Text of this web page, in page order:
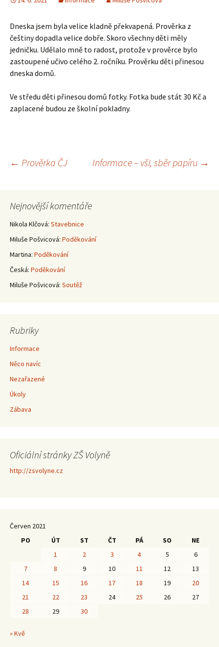
Dneska jsem byla velice kladně překvapená. Prověrka z
češtiny dopadla velice dobře. Skoro všechny děti měly
jedničku. Udělalo mně to radost, protože v prověrce bylo
zastoupené učivo celého 2. ročníku. Prověrku děti přinesou
dneska domů.
Ve středu děti přinesou domů fotky. Fotka bude stát 30 Kč a
zaplacené budou ze školní pokladny.
Navigace
pro
příspěvky
← Prověrka ČJ Informace – vši, sběr papíru →
Nejnovější komentáře
Nikola Klčová: Stavebnice
Miluše Pošvicová: Poděkování
Martina: Poděkování
Česká: Poděkování
Miluše Pošvicová: Soutěž
Rubriky
Informace
Něco navíc
Nezařazené
Úkoly
Zábava
Oficiální stránky ZŠ Volyně
http://zsvolyne.cz
Červen 2021
PO
ÚT ST ČT PÁ SO
NE
1
2 3 4 5
6
7
8 9 10 11 12
13
14
15 16 17 18 19
20
21
22 23 24 25 26
27
28
29 30
« Kvě